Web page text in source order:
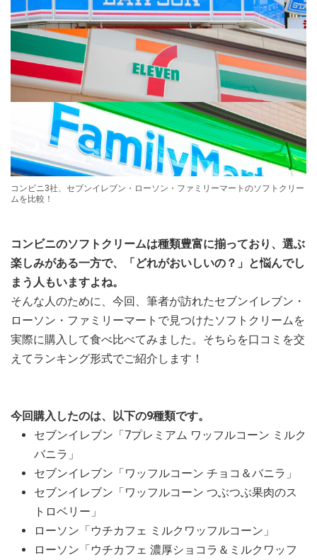
コンビニ3社、セブンイレブン・ローソン・ファミリーマートのソフトクリー
ムを比較！
コンビニのソフトクリームは種類豊富に揃っており、選ぶ
楽しみがある一方で、「どれがおいしいの？」と悩んでし
まう人もいますよね。
そんな人のために、今回、筆者が訪れたセブンイレブン・
ローソン・ファミリーマートで見つけたソフトクリームを
実際に購入して食べ比べてみました。そちらを口コミを交
えてランキング形式でご紹介します！
今回購入したのは、以下の9種類です。
セブンイレブン「7プレミアム ワッフルコーン ミルク
バニラ」
セブンイレブン「ワッフルコーン チョコ＆バニラ」
セブンイレブン「ワッフルコーン つぶつぶ果肉のス
トロベリー」
ローソン「ウチカフェ ミルクワッフルコーン」
ローソン「ウチカフェ 濃厚ショコラ＆ミルクワッフ